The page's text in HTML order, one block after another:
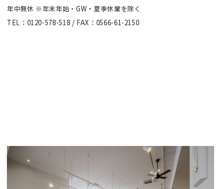
年中無休 ※年末年始・GW・夏季休業を除く
TEL：0120-578-518 / FAX：0566-61-2150